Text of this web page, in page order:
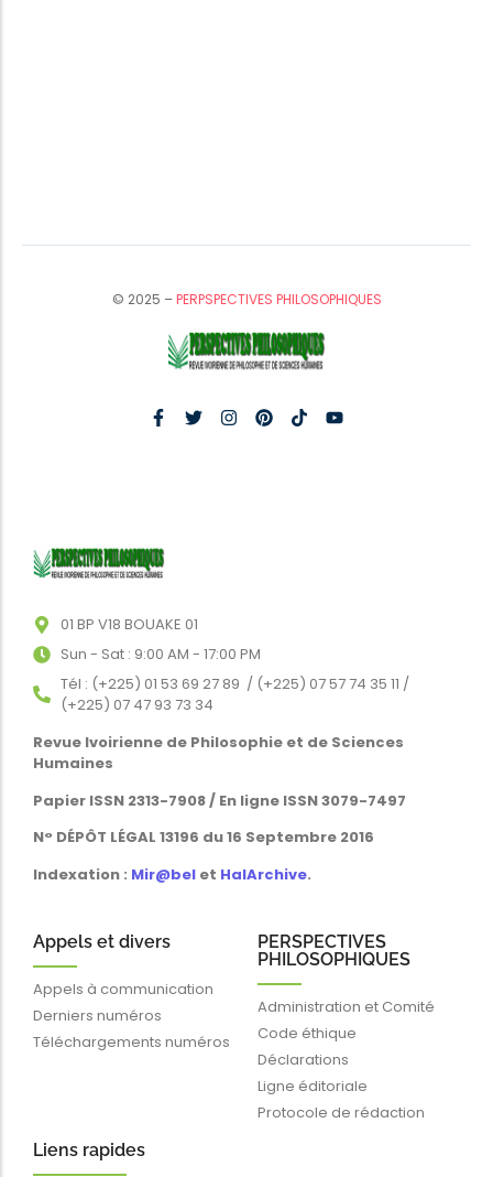
© 2025 –PERPSPECTIVES PHILOSOPHIQUES
01 BP V18 BOUAKE 01
Sun - Sat : 9:00 AM - 17:00 PM
Tél : (+225) 01 53 69 27 89 / (+225) 07 57 74 35 11 /
(+225) 07 47 93 73 34
Revue Ivoirienne de Philosophie et de Sciences
Humaines
Papier ISSN 2313-7908 / En ligne ISSN 3079-7497
N° DÉPÔT LÉGAL 13196 du 16 Septembre 2016
Indexation : Mir@bel et HalArchive.
Appels et divers
Appels à communication
Derniers numéros
Téléchargements numéros
PERSPECTIVES
PHILOSOPHIQUES
Administration et Comité
Code éthique
Déclarations
Ligne éditoriale
Protocole de rédaction
Liens rapides